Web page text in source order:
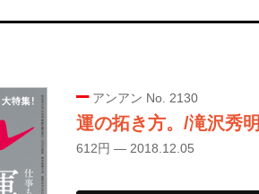
アンアン No. 2130
運の拓き方。/滝沢秀明
612円 — 2018.12.05